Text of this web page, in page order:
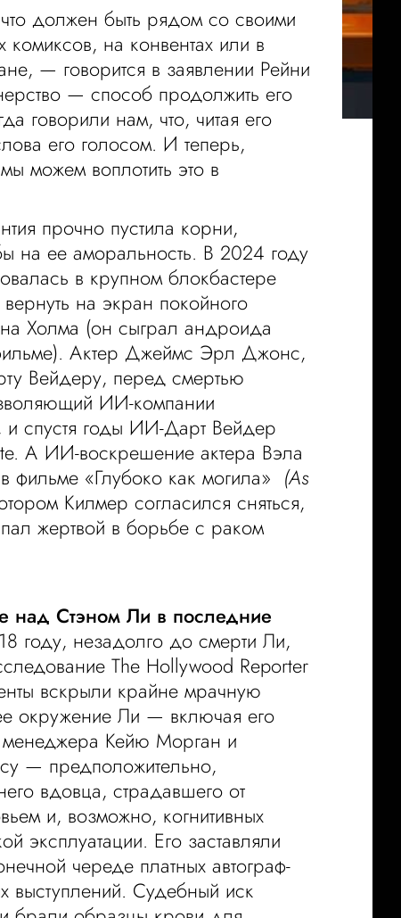
должен быть рядом со своими
комиксов, на конвентах или в
— говорится в заявлении Рейни
— способ продолжить его
говорили нам, что, читая его
его голосом. И теперь,
можем воплотить это в
прочно пустила корни,
на ее аморальность. В 2024 году
в крупном блокбастере
на экран покойного
Холма (он сыграл андроида
Актер Джеймс Эрл Джонс,
Вейдеру, перед смертью
ИИ-компании
и спустя годы ИИ-Дарт Вейдер
А ИИ-воскрешение актера Вэла
фильме «Глубоко как могила» (As
Килмер согласился сняться,
жертвой в борьбе с раком
над Стэном Ли в последние
году, незадолго до смерти Ли,
The Hollywood Reporter
вскрыли крайне мрачную
окружение Ли — включая его
Кейю Морган и
— предположительно,
вдовца, страдавшего от
и, возможно, когнитивных
эксплуатации. Его заставляли
череде платных автограф-
выступлений. Судебный иск